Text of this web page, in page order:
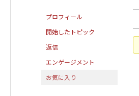
プロフィール
開始したトピック
返信
エンゲージメント
お気に入り